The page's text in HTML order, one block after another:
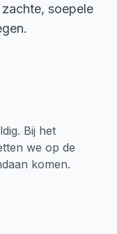
soepele
Bij het
we op de
komen.